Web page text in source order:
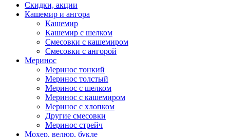
Скидки, акции
Кашемир и ангора
Кашемир
Кашемир с шелком
Смесовки с кашемиром
Смесовки с ангорой
Меринос
Меринос тонкий
Меринос толстый
Меринос с шелком
Меринос с кашемиром
Меринос с хлопком
Другие смесовки
Меринос стрейч
Мохер, велюр, букле